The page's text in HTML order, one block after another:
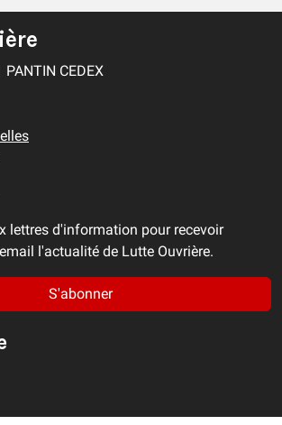
CEDEX
lettres d'information pour recevoir
l'actualité de Lutte Ouvrière.
S'abonner